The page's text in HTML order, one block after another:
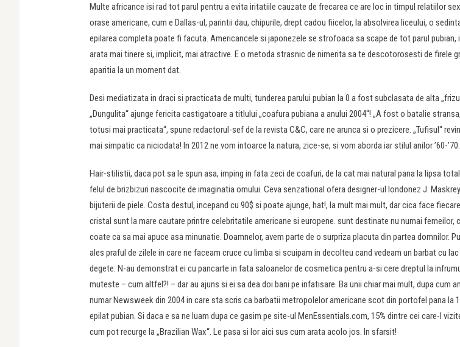
Multe africance isi rad tot parul pentru a evita iritatiile cauzate de frecarea ce are loc in timpul relatiilor
orase americane, cum e Dallas-ul, parintii dau, chipurile, drept cadou fiicelor, la absolvirea liceului, o
epilarea completa poate fi facuta. Americancele si japonezele se strofoaca sa scape de tot parul pubian,
arata mai tinere si, implicit, mai atractive. E o metoda strasnic de nimerita sa te descotorosesti de firele
aparitia la un moment dat.
Desi mediatizata in draci si practicata de multi, tunderea parului pubian la 0 a fost subclasata de alta
„Dungulita“ ajunge fericita castigatoare a titlului „coafura pubiana a anului 2004“! „A fost o batalie
totusi mai practicata“, spune redactorul-sef de la revista C&C, care ne arunca si o prezicere. „Tufisul“
mai simpatic ca niciodata! In 2012 ne vom intoarce la natura, zice-se, si vom aborda iar stilul anilor ’60-’70.
Hair-stilistii, daca pot sa le spun asa, imping in fata zeci de coafuri, de la cat mai natural pana la lipsa
felul de brizbizuri nascocite de imaginatia omului. Ceva senzational ofera designer-ul londonez J.
bijuterii de piele. Costa destul, incepand cu 90$ si poate ajunge, hat!, la mult mai mult, dar cica face
cristal sunt la mare cautare printre celebritatile americane si europene. sunt destinate nu numai femeilor,
coate ca sa mai apuce asa minunatie. Doamnelor, avem parte de o surpriza placuta din partea domnilor.
ales praful de zilele in care ne faceam cruce cu limba si scuipam in decolteu cand vedeam un barbat cu lac
degete. N-au demonstrat ei cu pancarte in fata saloanelor de cosmetica pentru a-si cere dreptul la
muteste – cum altfel?! – dar au ajuns si ei sa dea doi bani pe infatisare. Ba unii chiar mai mult, dupa cum
numar Newsweek din 2004 in care sta scris ca barbatii metropolelor americane scot din portofel pana la
epilat pubian. Si daca e sa ne luam dupa ce gasim pe site-ul MenEssentials.com, 15% dintre cei care-l
cum pot recurge la „Brazilian Wax“. Le pasa si lor aici sus cum arata acolo jos. In sfarsit!